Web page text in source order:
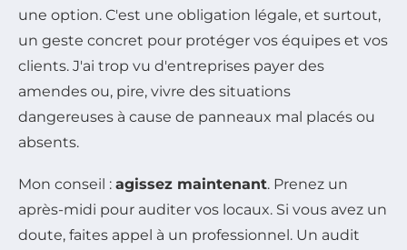
une option. C'est une obligation légale, et surtout,
un geste concret pour protéger vos équipes et vos
clients. J'ai trop vu d'entreprises payer des
amendes ou, pire, vivre des situations
dangereuses à cause de panneaux mal placés ou
absents.
Mon conseil : agissez maintenant. Prenez un
après-midi pour auditer vos locaux. Si vous avez un
doute, faites appel à un professionnel. Un audit